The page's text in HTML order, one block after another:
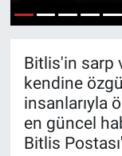
Bitlis'in sarp
kendine
insanlarıyla
en güncel
Bitlis
Gündem
Kültür-
Magazin
Politika